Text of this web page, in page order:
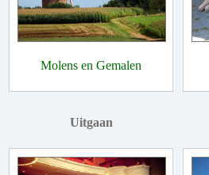
Molens en Gemalen
Uitgaan